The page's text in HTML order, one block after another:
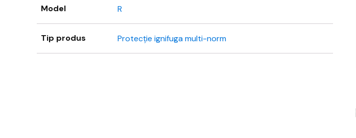
Model R
Tip produs Protecție ignifuga multi-norm